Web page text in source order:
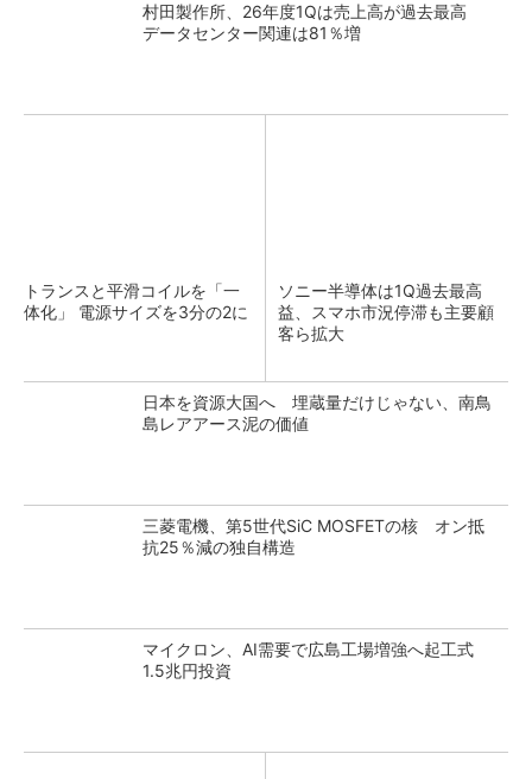
村田製作所、26年度1Qは売上高が過去最高
データセンター関連は81％増
トランスと平滑コイルを「一
体化」 電源サイズを3分の2に
ソニー半導体は1Q過去最高
益、スマホ市況停滞も主要顧
客ら拡大
日本を資源大国へ 埋蔵量だけじゃない、南鳥
島レアアース泥の価値
三菱電機、第5世代SiC MOSFETの核 オン抵
抗25％減の独自構造
マイクロン、AI需要で広島工場増強へ起工式
1.5兆円投資